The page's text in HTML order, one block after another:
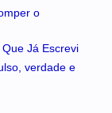
o
Já Escrevi
verdade e